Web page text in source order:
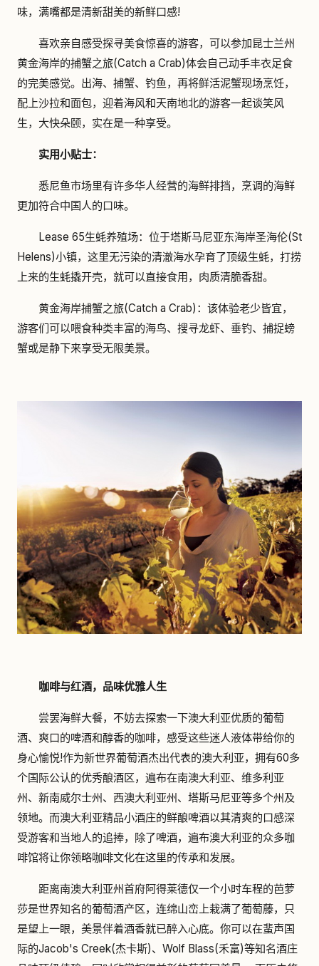
味，满嘴都是清新甜美的新鲜口感!
喜欢亲自感受探寻美食惊喜的游客，可以参加昆士兰州
黄金海岸的捕蟹之旅(Catch a Crab)体会自己动手丰衣足食
的完美感觉。出海、捕蟹、钓鱼，再将鲜活泥蟹现场烹饪，
配上沙拉和面包，迎着海风和天南地北的游客一起谈笑风
生，大快朵颐，实在是一种享受。
实用小贴士：
悉尼鱼市场里有许多华人经营的海鲜排挡，烹调的海鲜
更加符合中国人的口味。
Lease 65生蚝养殖场：位于塔斯马尼亚东海岸圣海伦(St
Helens)小镇，这里无污染的清澈海水孕育了顶级生蚝，打捞
上来的生蚝撬开壳，就可以直接食用，肉质清脆香甜。
黄金海岸捕蟹之旅(Catch a Crab)：该体验老少皆宜，
游客们可以喂食种类丰富的海鸟、搜寻龙虾、垂钓、捕捉螃
蟹或是静下来享受无限美景。
咖啡与红酒，品味优雅人生
尝罢海鲜大餐，不妨去探索一下澳大利亚优质的葡萄
酒、爽口的啤酒和醇香的咖啡，感受这些迷人液体带给你的
身心愉悦!作为新世界葡萄酒杰出代表的澳大利亚，拥有60多
个国际公认的优秀酿酒区，遍布在南澳大利亚、维多利亚
州、新南威尔士州、西澳大利亚州、塔斯马尼亚等多个州及
领地。而澳大利亚精品小酒庄的鲜酿啤酒以其清爽的口感深
受游客和当地人的追捧，除了啤酒，遍布澳大利亚的众多咖
啡馆将让你领略咖啡文化在这里的传承和发展。
距离南澳大利亚州首府阿得莱德仅一个小时车程的芭萝
莎是世界知名的葡萄酒产区，连绵山峦上栽满了葡萄藤，只
是望上一眼，美景伴着酒香就已醉入心底。你可以在蜚声国
际的Jacob's Creek(杰卡斯)、Wolf Blass(禾富)等知名酒庄